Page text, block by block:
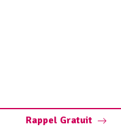
Rappel Gratuit